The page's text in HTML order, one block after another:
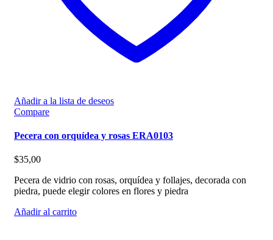
Añadir a la lista de deseos
Compare
Pecera con orquídea y rosas ERA0103
$35,00
Pecera de vidrio con rosas, orquídea y follajes, decorada con
piedra, puede elegir colores en flores y piedra
Añadir al carrito